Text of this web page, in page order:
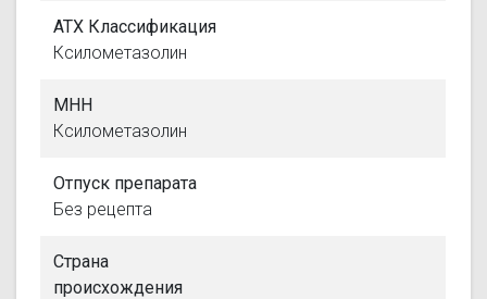
АТХ Классификация
Ксилометазолин
МНН
Ксилометазолин
Отпуск препарата
Без рецепта
Страна
происхождения